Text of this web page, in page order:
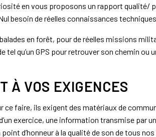
en vous proposons un rapport qualité/
besoin de réelles connaissances
en forêt, pour de réelles missions
qu’un GPS pour retrouver son chemin ou
À VOS EXIGENCES
faire, ils exigent des matériaux de
exercice, une information transmise par
d’honneur à la qualité de son de tous